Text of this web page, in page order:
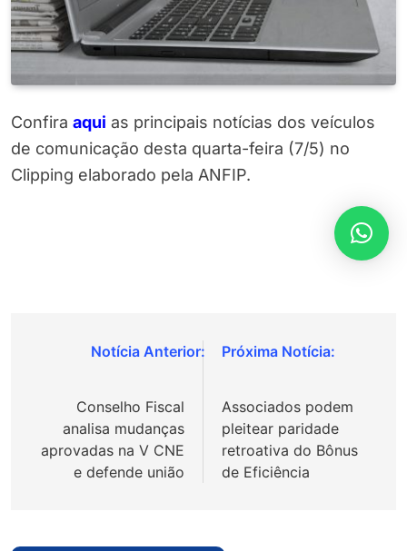
Confira aqui as principais notícias dos veículos
de comunicação desta quarta-feira (7/5) no
Clipping elaborado pela ANFIP.
Navegação
Post
Conselho Fiscal
analisa mudanças
aprovadas na V CNE
e defende união
Associados podem
pleitear paridade
retroativa do Bônus
de Eficiência